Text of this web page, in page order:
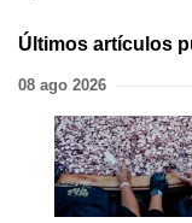
Últimos artículos
08 ago 2026